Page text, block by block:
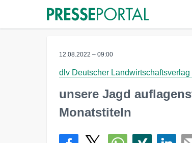
12.08.2022 – 09:00
dlv Deutscher Landwirtschaftsverlag
unsere Jagd
Monatstiteln